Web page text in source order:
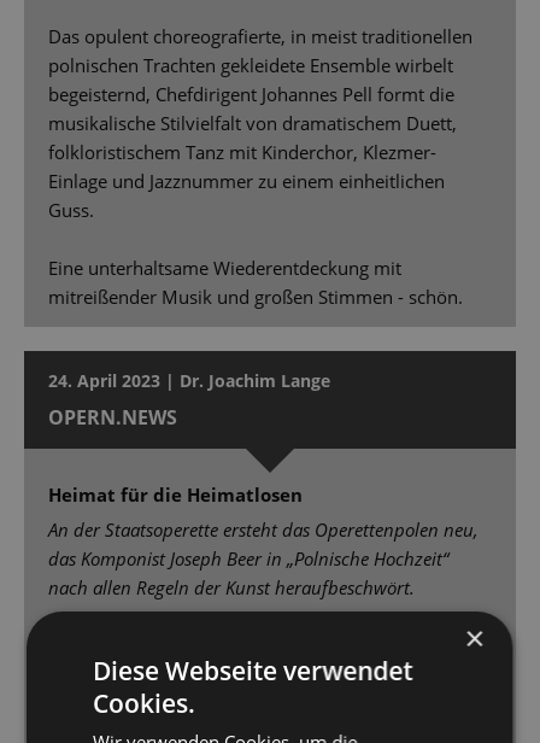
Das opulent choreograﬁerte, in meist traditionellen
polnischen Trachten gekleidete Ensemble wirbelt
begeisternd, Chefdirigent Johannes Pell formt die
musikalische Stilvielfalt von dramatischem Duett,
folkloristischem Tanz mit Kinderchor, Klezmer-
Einlage und Jazznummer zu einem einheitlichen
Guss.
Eine unterhaltsame Wiederentdeckung mit
mitreißender Musik und großen Stimmen - schön.
24. April 2023 | Dr. Joachim Lange
OPERN.NEWS
Heimat für die Heimatlosen
An der Staatsoperette ersteht das Operettenpolen neu,
das Komponist Joseph Beer in „Polnische Hochzeit“
nach allen Regeln der Kunst heraufbeschwört.
Johannes Pell und das Orchester der Staatsoperette
gehen mit Lust am Melodienschmelz und zum
aufrauschenden Revuepathos der großen
Ensemblenummern in die Vollen. [...] Der kraftvoll
×
Diese Webseite verwendet
Cookies.